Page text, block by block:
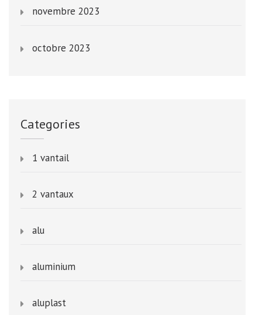
novembre 2023
octobre 2023
Categories
1 vantail
2 vantaux
alu
aluminium
aluplast